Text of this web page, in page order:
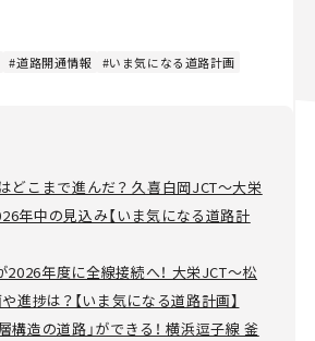
道路開通情報 いま気になる道路計画
どこまで進んだ？ 久喜白岡JCT～大栄
年中の見込み【いま気になる道路計
年度に全線接続へ！ 大栄JCT～松
進捗は？【いま気になる道路計画】
構造の道路」ができる！ 横浜逗子線 釜